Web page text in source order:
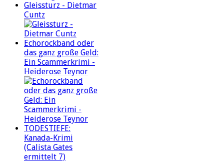
Gleissturz - Dietmar
Cuntz
Echorockband oder
das ganz große Geld:
Ein Scammerkrimi -
Heiderose Teynor
TODESTIEFE:
Kanada-Krimi
(Calista Gates
ermittelt 7)